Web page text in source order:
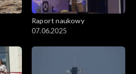
Raport naukowy
07.06.2025